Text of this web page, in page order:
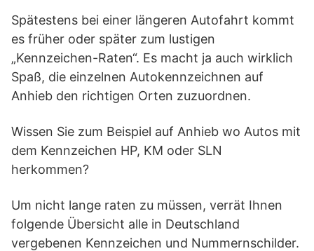
Spätestens bei einer längeren Autofahrt kommt
es früher oder später zum lustigen
„Kennzeichen-Raten“. Es macht ja auch wirklich
Spaß, die einzelnen Autokennzeichnen auf
Anhieb den richtigen Orten zuzuordnen.
Wissen Sie zum Beispiel auf Anhieb wo Autos mit
dem Kennzeichen HP, KM oder SLN
herkommen?
Um nicht lange raten zu müssen, verrät Ihnen
folgende Übersicht alle in Deutschland
vergebenen Kennzeichen und Nummernschilder.